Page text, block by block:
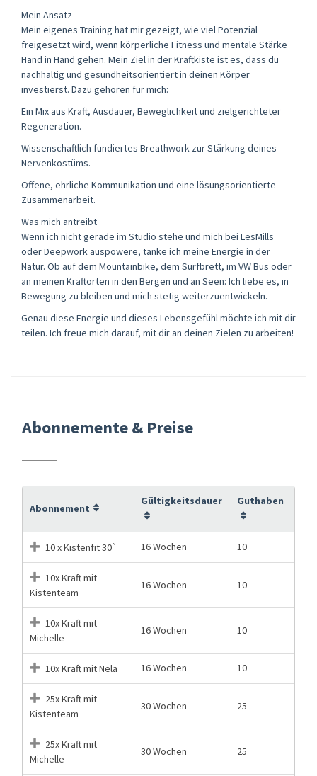
Mein Ansatz
Mein eigenes Training hat mir gezeigt, wie viel Potenzial
freigesetzt wird, wenn körperliche Fitness und mentale Stärke
Hand in Hand gehen. Mein Ziel in der Kraftkiste ist es, dass du
nachhaltig und gesundheitsorientiert in deinen Körper
investierst. Dazu gehören für mich:
Ein Mix aus Kraft, Ausdauer, Beweglichkeit und zielgerichteter
Regeneration.
Wissenschaftlich fundiertes Breathwork zur Stärkung deines
Nervenkostüms.
Offene, ehrliche Kommunikation und eine lösungsorientierte
Zusammenarbeit.
Was mich antreibt
Wenn ich nicht gerade im Studio stehe und mich bei LesMills
oder Deepwork auspowere, tanke ich meine Energie in der
Natur. Ob auf dem Mountainbike, dem Surfbrett, im VW Bus oder
an meinen Kraftorten in den Bergen und an Seen: Ich liebe es, in
Bewegung zu bleiben und mich stetig weiterzuentwickeln.
Genau diese Energie und dieses Lebensgefühl möchte ich mit dir
teilen. Ich freue mich darauf, mit dir an deinen Zielen zu arbeiten!
Abonnemente & Preise
Abonnement
Gültigkeitsdauer Guthaben
10 x Kistenfit 30` 16 Wochen 10
10x Kraft mit
Kistenteam
16 Wochen 10
10x Kraft mit
Michelle
16 Wochen 10
10x Kraft mit Nela 16 Wochen 10
25x Kraft mit
Kistenteam
30 Wochen 25
25x Kraft mit
Michelle
30 Wochen 25